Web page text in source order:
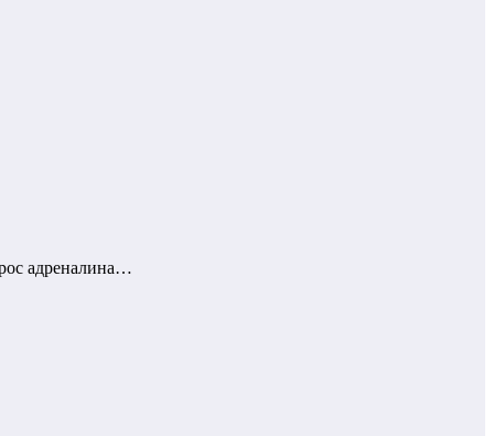
адреналина…